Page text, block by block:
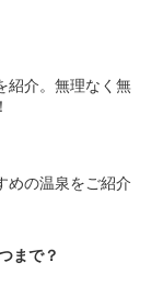
紹介。無理なく無
めの温泉をご紹介
まで？